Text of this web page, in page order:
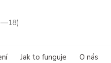
Jak to funguje O nás